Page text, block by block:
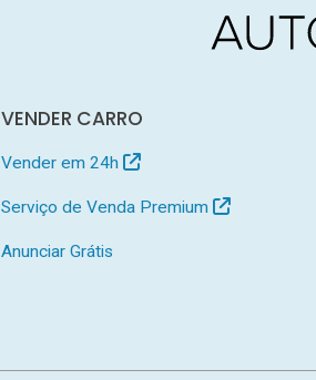
VENDER CARRO
Vender em 24h
Serviço de Venda Premium
Anunciar Grátis